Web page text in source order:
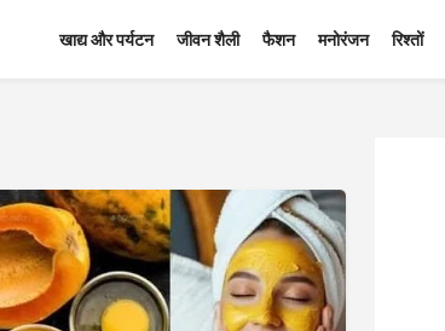
खाद्य और पर्यटन जीवन शैली फैशन मनोरंजन रिश्तों